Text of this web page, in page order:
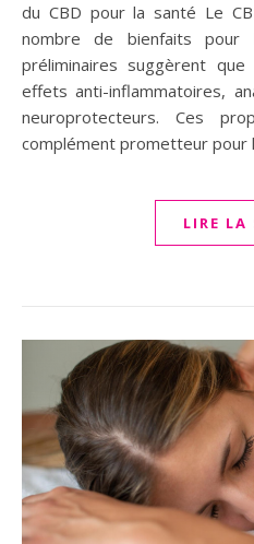
du CBD pour la santé Le
nombre de bienfaits pour
préliminaires suggèrent
effets anti-inflammatoires,
neuroprotecteurs. Ces
complément prometteur pour
LIRE LA